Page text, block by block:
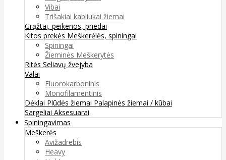
Vibai
Trišakiai kabliukai žiemai
Grąžtai, peikenos, priedai
Kitos prekės Meškerėlės, spiningai
Spiningai
Žieminės Meškerytės
Ritės Seliavų žvejyba
Valai
Fluorokarboninis
Monofilamentinis
Dėklai Plūdės žiemai Palapinės žiemai / kūbai
Sargeliai Aksesuarai
Spiningavimas
Meškerės
Avižadrebis
Heavy